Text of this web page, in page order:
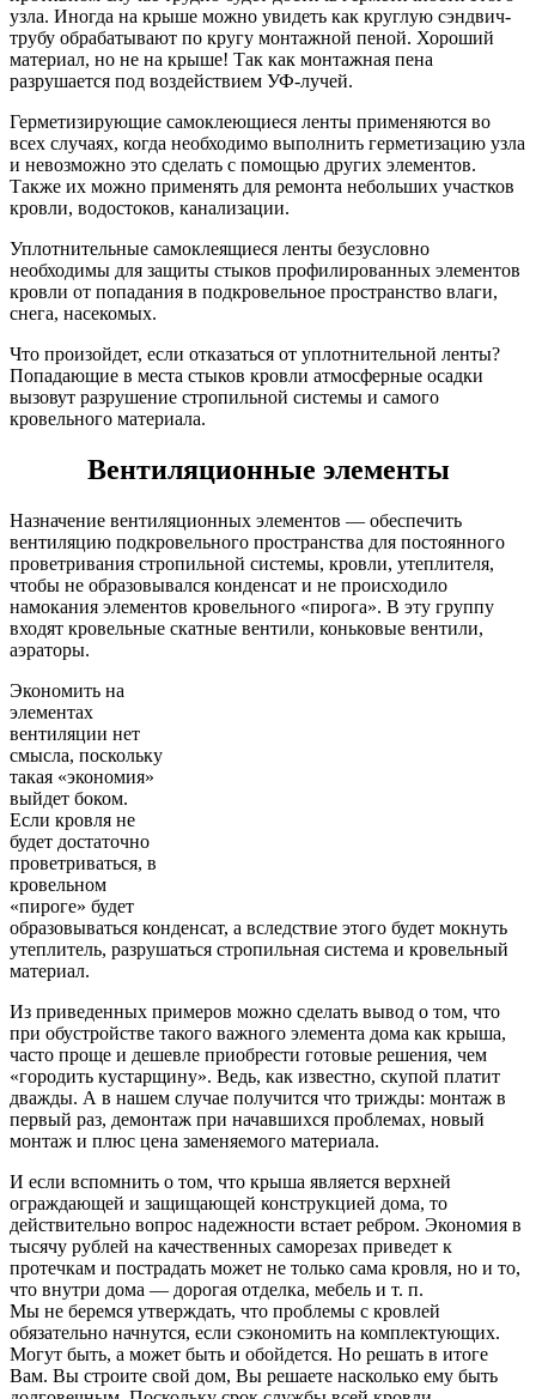
узла. Иногда на крыше можно увидеть как круглую сэндвич-
трубу обрабатывают по кругу монтажной пеной. Хороший
материал, но не на крыше! Так как монтажная пена
разрушается под воздействием УФ-лучей.
Герметизирующие самоклеющиеся ленты применяются во
всех случаях, когда необходимо выполнить герметизацию узла
и невозможно это сделать с помощью других элементов.
Также их можно применять для ремонта небольших участков
кровли, водостоков, канализации.
Уплотнительные самоклеящиеся ленты безусловно
необходимы для защиты стыков профилированных элементов
кровли от попадания в подкровельное пространство влаги,
снега, насекомых.
Что произойдет, если отказаться от уплотнительной ленты?
Попадающие в места стыков кровли атмосферные осадки
вызовут разрушение стропильной системы и самого
кровельного материала.
Вентиляционные элементы
Назначение вентиляционных элементов — обеспечить
вентиляцию подкровельного пространства для постоянного
проветривания стропильной системы, кровли, утеплителя,
чтобы не образовывался конденсат и не происходило
намокания элементов кровельного «пирога». В эту группу
входят кровельные скатные вентили, коньковые вентили,
аэраторы.
Экономить на
элементах
вентиляции нет
смысла, поскольку
такая «экономия»
выйдет боком.
Если кровля не
будет достаточно
проветриваться, в
кровельном
«пироге» будет
образовываться конденсат, а вследствие этого будет мокнуть
утеплитель, разрушаться стропильная система и кровельный
материал.
Из приведенных примеров можно сделать вывод о том, что
при обустройстве такого важного элемента дома как крыша,
часто проще и дешевле приобрести готовые решения, чем
«городить кустарщину». Ведь, как известно, скупой платит
дважды. А в нашем случае получится что трижды: монтаж в
первый раз, демонтаж при начавшихся проблемах, новый
монтаж и плюс цена заменяемого материала.
И если вспомнить о том, что крыша является верхней
ограждающей и защищающей конструкцией дома, то
действительно вопрос надежности встает ребром. Экономия в
тысячу рублей на качественных саморезах приведет к
протечкам и пострадать может не только сама кровля, но и то,
что внутри дома — дорогая отделка, мебель и т. п.
Мы не беремся утверждать, что проблемы с кровлей
обязательно начнутся, если сэкономить на комплектующих.
Могут быть, а может быть и обойдется. Но решать в итоге
Вам. Вы строите свой дом, Вы решаете насколько ему быть